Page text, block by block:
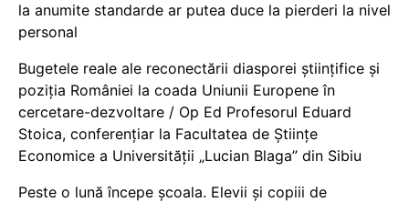
la anumite standarde ar putea duce la pierderi la nivel
personal
Bugetele reale ale reconectării diasporei științifice și
poziția României la coada Uniunii Europene în
cercetare-dezvoltare / Op Ed Profesorul Eduard
Stoica, conferențiar la Facultatea de Științe
Economice a Universității „Lucian Blaga” din Sibiu
Peste o lună începe școala. Elevii și copiii de